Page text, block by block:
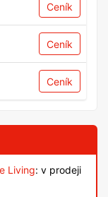
Ceník
Ceník
Ceník
Living: v prodeji